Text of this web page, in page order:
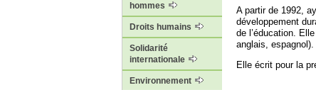
hommes
Droits humains
Solidarité
internationale
Environnement
A partir de 1992,
développement
de l’éducation.
anglais, espagnol).
Elle écrit pour la